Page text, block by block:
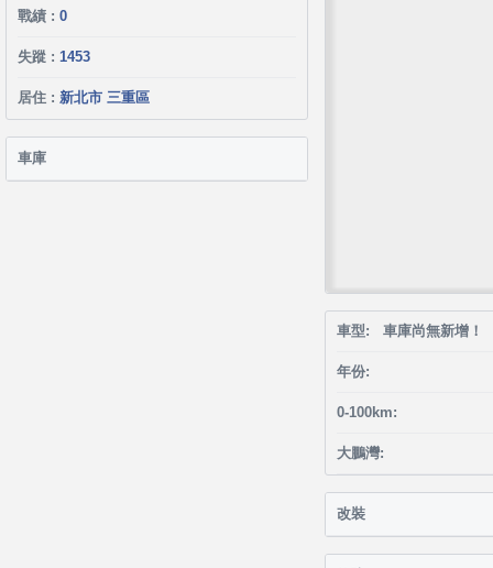
戰績 : 0
失蹤 : 1453
居住 : 新北市 三重區
車庫
車型: 車庫尚無新增！
年份:
0-100km:
大鵬灣:
改裝